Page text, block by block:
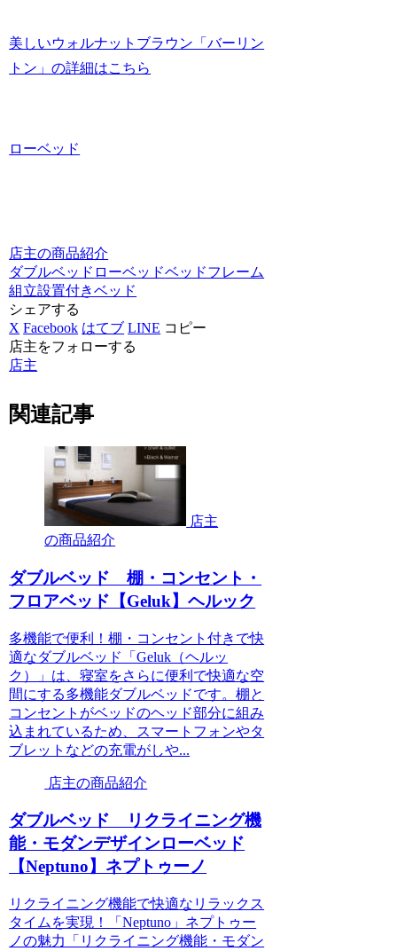
美しいウォルナットブラウン「バーリン
トン」の詳細はこちら
ローベッド
店主の商品紹介
ダブルベッド ローベッドベッドフレーム
組立設置付きベッド
シェアする
X Facebook はてブ LINE コピー
店主をフォローする
店主
関連記事
店主
の商品紹介
ダブルベッド 棚・コンセント・
フロアベッド【Geluk】ヘルック
多機能で便利！棚・コンセント付きで快
適なダブルベッド「Geluk（ヘルッ
ク）」は、寝室をさらに便利で快適な空
間にする多機能ダブルベッドです。棚と
コンセントがベッドのヘッド部分に組み
込まれているため、スマートフォンやタ
ブレットなどの充電がしや...
店主の商品紹介
ダブルベッド リクライニング機
能・モダンデザインローベッド
【Neptuno】ネプトゥーノ
リクライニング機能で快適なリラックス
タイムを実現！「Neptuno」ネプトゥー
ノの魅力「リクライニング機能・モダン